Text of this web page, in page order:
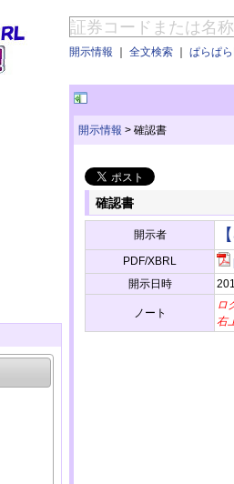
開示情報 ｜ 全文検索 ｜ ぱらぱ
開示情報 > 確認書
確認書
開示者
PDF/XBRL
開示日時
ノート
ロ
右